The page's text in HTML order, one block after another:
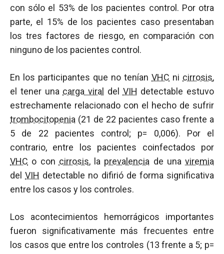
con sólo el 53% de los pacientes control. Por otra
parte, el 15% de los pacientes caso presentaban
los tres factores de riesgo, en comparación con
ninguno de los pacientes control.
En los participantes que no tenían VHC ni cirrosis,
el tener una carga viral del VIH detectable estuvo
estrechamente relacionado con el hecho de sufrir
trombocitopenia (21 de 22 pacientes caso frente a
5 de 22 pacientes control; p= 0,006). Por el
contrario, entre los pacientes coinfectados por
VHC o con cirrosis, la prevalencia de una viremia
delVIH detectable no difirió de forma significativa
entre los casos y los controles.
Los acontecimientos hemorrágicos importantes
fueron significativamente más frecuentes entre
los casos que entre los controles (13 frente a 5; p=